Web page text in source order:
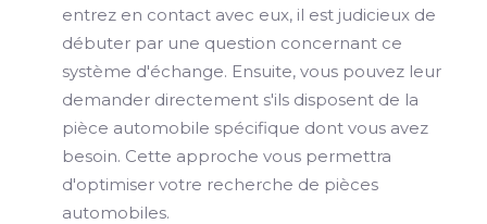
entrez en contact avec eux, il est judicieux de
débuter par une question concernant ce
système d'échange. Ensuite, vous pouvez leur
demander directement s'ils disposent de la
pièce automobile spécifique dont vous avez
besoin. Cette approche vous permettra
d'optimiser votre recherche de pièces
automobiles.